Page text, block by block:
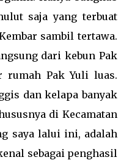
saja yang terbuat
sambil tertawa.
dari kebun Pak
rumah Pak Yuli luas.
dan kelapa banyak
di Kecamatan
saya lalui ini, adalah
sebagai penghasil